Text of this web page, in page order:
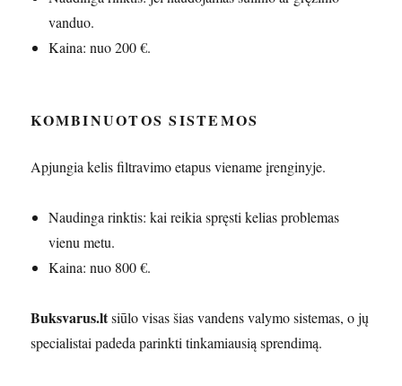
vanduo.
Kaina: nuo 200 €.
KOMBINUOTOS SISTEMOS
Apjungia kelis filtravimo etapus viename įrenginyje.
Naudinga rinktis: kai reikia spręsti kelias problemas
vienu metu.
Kaina: nuo 800 €.
Buksvarus.ltsiūlo visas šias vandens valymo sistemas, o jų
specialistai padeda parinkti tinkamiausią sprendimą.